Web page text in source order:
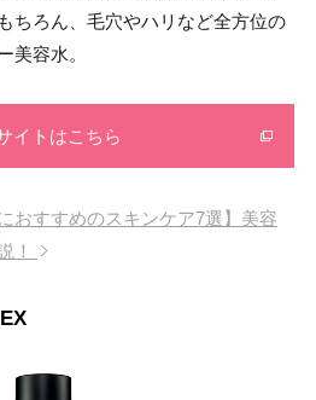
ちろん、毛穴やハリなど全方位の
美容水。
イトはこちら
おすすめのスキンケア7選】美容
！